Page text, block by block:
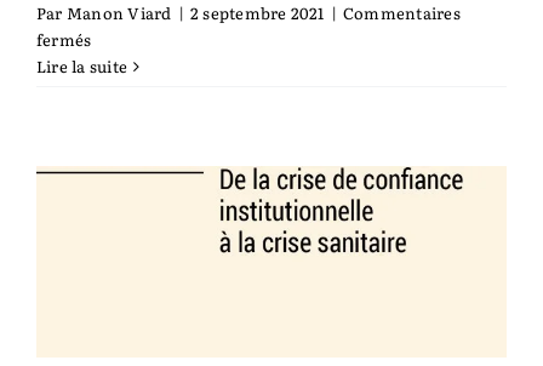
Catalogue
Par Manon Viard | 2 septembre 2021 | Commentaires
ferméssur
Maires
batailles
Lire la suite